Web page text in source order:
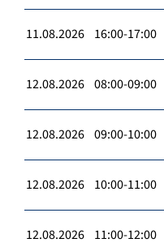
11.08.2026 16:00-17:00
12.08.2026 08:00-09:00
12.08.2026 09:00-10:00
12.08.2026 10:00-11:00
12.08.2026 11:00-12:00